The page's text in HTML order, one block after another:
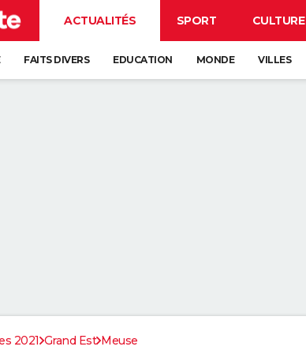
ACTUALITÉS SPORT CULTURE
FAITS DIVERS EDUCATION MONDE VILLES
2021 Grand Est Meuse